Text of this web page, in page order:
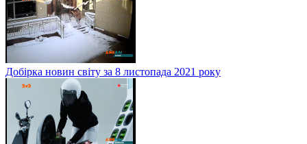
Добірка новин світу за 8 листопада 2021 року